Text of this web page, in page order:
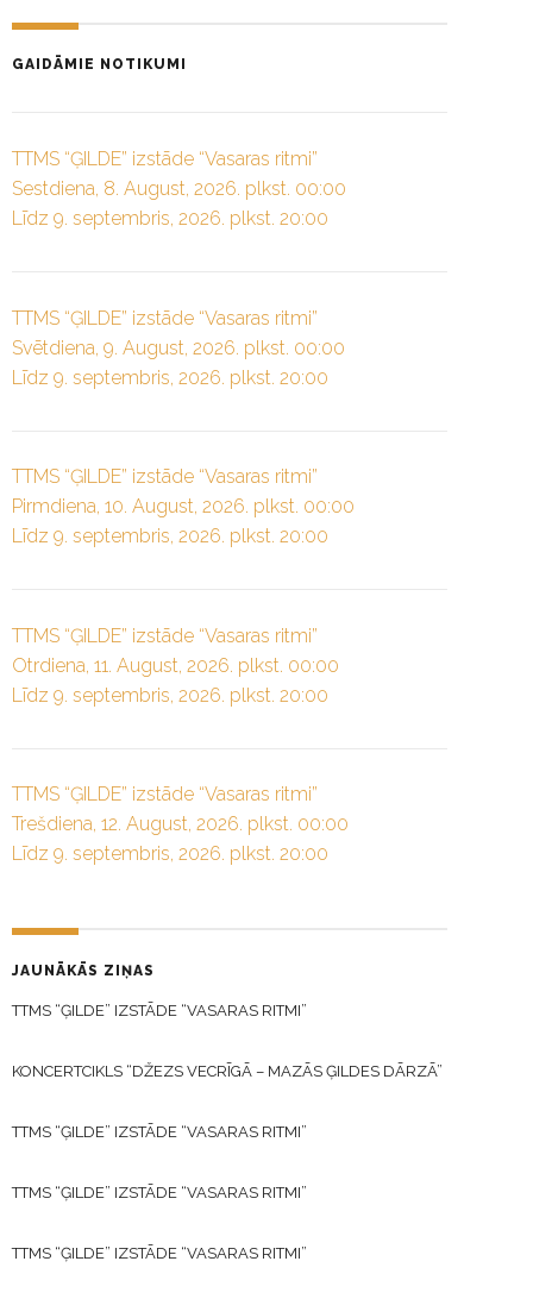
GAIDĀMIE NOTIKUMI
TTMS “ĢILDE” izstāde “Vasaras ritmi”
Sestdiena, 8. August, 2026. plkst. 00:00
Līdz 9. septembris, 2026. plkst. 20:00
TTMS “ĢILDE” izstāde “Vasaras ritmi”
Svētdiena, 9. August, 2026. plkst. 00:00
Līdz 9. septembris, 2026. plkst. 20:00
TTMS “ĢILDE” izstāde “Vasaras ritmi”
Pirmdiena, 10. August, 2026. plkst. 00:00
Līdz 9. septembris, 2026. plkst. 20:00
TTMS “ĢILDE” izstāde “Vasaras ritmi”
Otrdiena, 11. August, 2026. plkst. 00:00
Līdz 9. septembris, 2026. plkst. 20:00
TTMS “ĢILDE” izstāde “Vasaras ritmi”
Trešdiena, 12. August, 2026. plkst. 00:00
Līdz 9. septembris, 2026. plkst. 20:00
JAUNĀKĀS ZIŅAS
TTMS “ĢILDE” IZSTĀDE “VASARAS RITMI”
KONCERTCIKLS “DŽEZS VECRĪGĀ – MAZĀS ĢILDES DĀRZĀ”
TTMS “ĢILDE” IZSTĀDE “VASARAS RITMI”
TTMS “ĢILDE” IZSTĀDE “VASARAS RITMI”
TTMS “ĢILDE” IZSTĀDE “VASARAS RITMI”